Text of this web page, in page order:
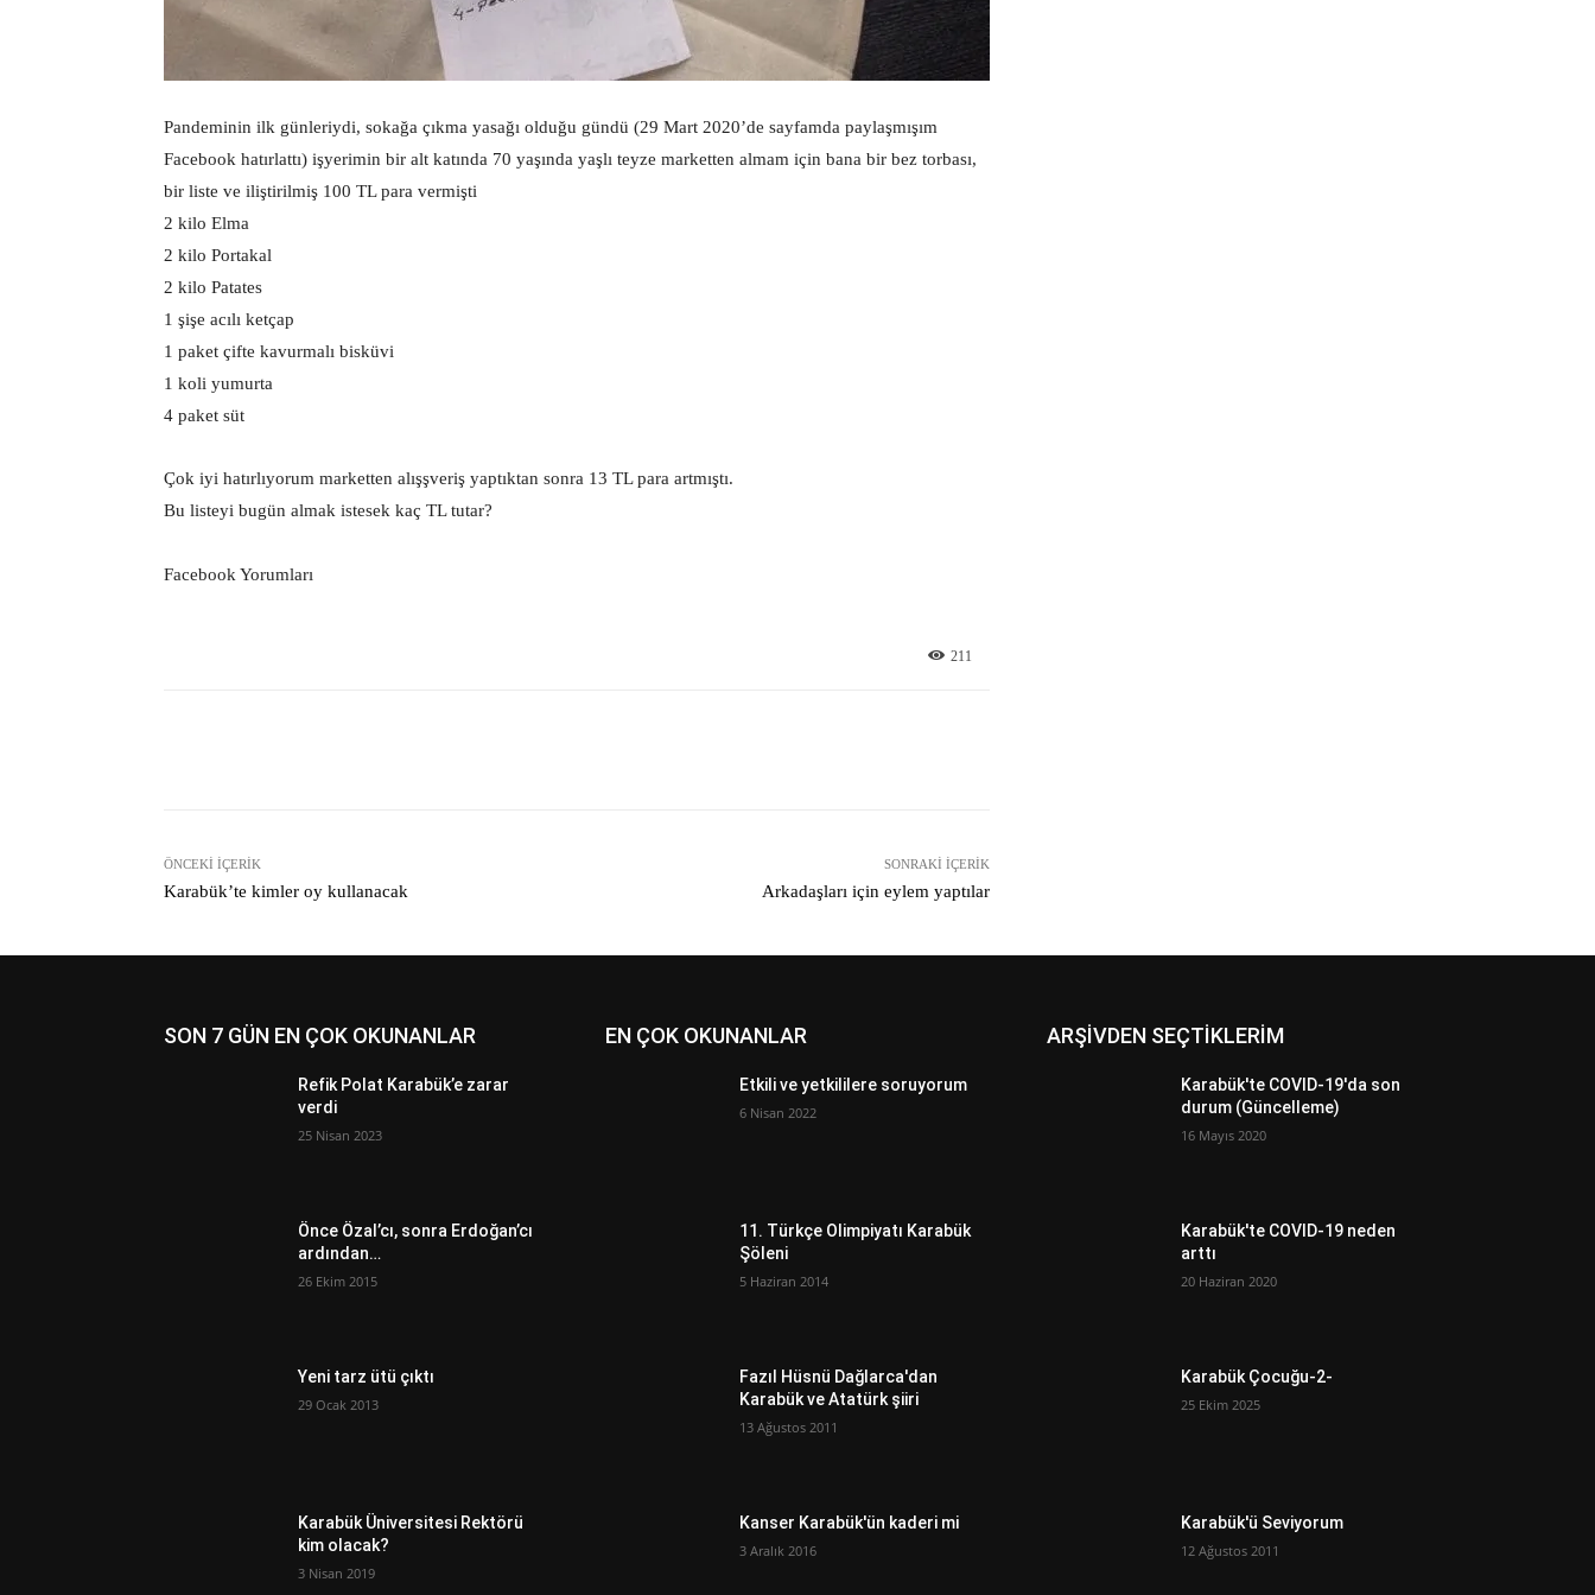
Pandeminin ilk günleriydi, sokağa çıkma yasağı olduğu gündü (29 Mart 2020’de sayfamda paylaşmışım
Facebook hatırlattı) işyerimin bir alt katında 70 yaşında yaşlı teyze marketten almam için bana bir bez torbası,
bir liste ve iliştirilmiş 100 TL para vermişti
2 kilo Elma
2 kilo Portakal
2 kilo Patates
1 şişe acılı ketçap
1 paket çifte kavurmalı bisküvi
1 koli yumurta
4 paket süt
Çok iyi hatırlıyorum marketten alışşveriş yaptıktan sonra 13 TL para artmıştı.
Bu listeyi bugün almak istesek kaç TL tutar?
Facebook Yorumları
211
ÖNCEKI İÇERIK
Karabük’te kimler oy kullanacak
SONRAKI İÇERIK
Arkadaşları için eylem yaptılar
SON 7 GÜN EN ÇOK OKUNANLAR
Refik Polat Karabük’e zarar
verdi
25 Nisan 2023
Önce Özal’cı, sonra Erdoğan’cı
ardından…
26 Ekim 2015
Yeni tarz ütü çıktı
29 Ocak 2013
Karabük Üniversitesi Rektörü
kim olacak?
3 Nisan 2019
EN ÇOK OKUNANLAR
Etkili ve yetkililere soruyorum
6 Nisan 2022
11. Türkçe Olimpiyatı Karabük
Şöleni
5 Haziran 2014
Fazıl Hüsnü Dağlarca'dan
Karabük ve Atatürk şiiri
13 Ağustos 2011
Kanser Karabük'ün kaderi mi
3 Aralık 2016
ARŞİVDEN SEÇTİKLERİM
Karabük'te COVID-19'da son
durum (Güncelleme)
16 Mayıs 2020
Karabük'te COVID-19 neden
arttı
20 Haziran 2020
Karabük Çocuğu-2-
25 Ekim 2025
Karabük'ü Seviyorum
12 Ağustos 2011